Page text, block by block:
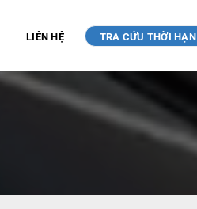
LIÊN HỆ TRA CỨU THỜI HẠN